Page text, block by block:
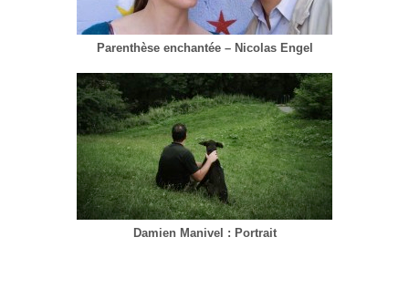
Parenthèse enchantée – Nicolas Engel
Damien Manivel : Portrait